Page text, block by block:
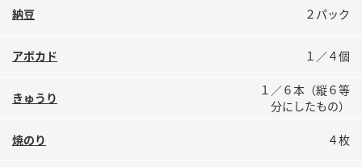
納豆 ２パック
アボカド １／４個
きゅうり
１／６本（縦６等
分にしたもの）
焼のり ４枚